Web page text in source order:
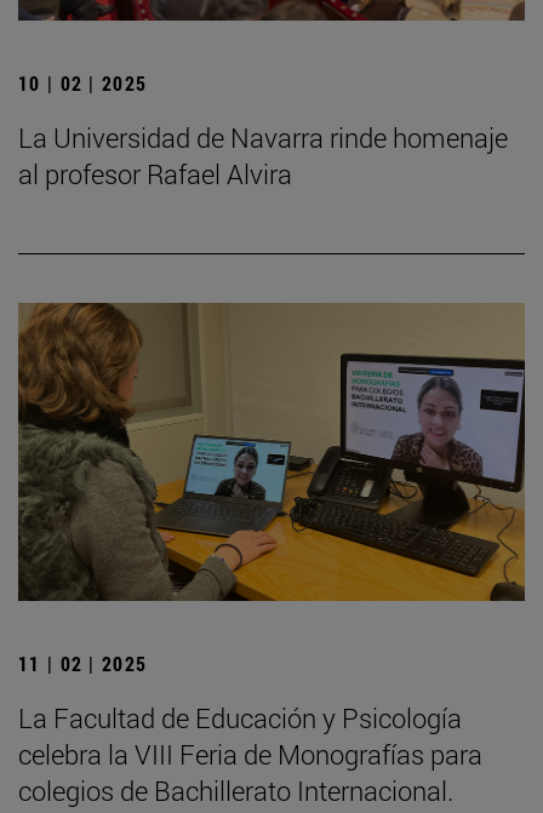
10 | 02 | 2025
La Universidad de Navarra rinde homenaje
al profesor Rafael Alvira
11 | 02 | 2025
La Facultad de Educación y Psicología
celebra la VIII Feria de Monografías para
colegios de Bachillerato Internacional.